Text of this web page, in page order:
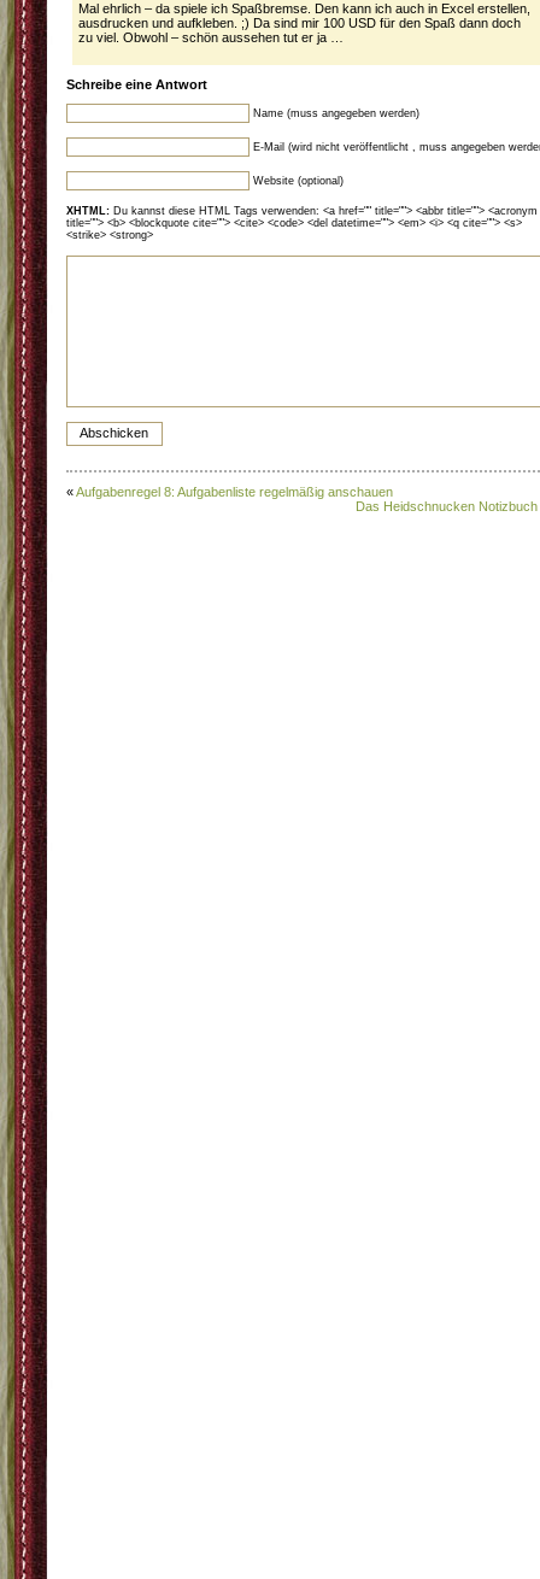
Mal ehrlich – da spiele ich Spaßbremse. Den kann ich auch in Excel erstellen,
ausdrucken und aufkleben. ;) Da sind mir 100 USD für den Spaß dann doch
zu viel. Obwohl – schön aussehen tut er ja …
Schreibe eine Antwort
Name (muss angegeben werden)
E-Mail (wird nicht veröffentlicht , muss angegeben
Website (optional)
XHTML: Du kannst diese HTML Tags verwenden: <a href="" title=""> <abbr title=""> <acronym
title=""> <b> <blockquote cite=""> <cite> <code> <del datetime=""> <em> <i> <q cite=""> <s>
<strike> <strong>
«Aufgabenregel 8: Aufgabenliste regelmäßig anschauen
Das Heidschnucken Notizbuch